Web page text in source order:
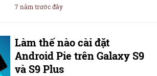
7 năm trước đây
Làm thế nào cài đặt
Android Pie trên Galaxy S9
và S9 Plus